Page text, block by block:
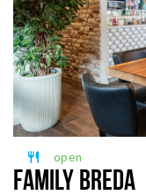
restaurant open
FAMILY BREDA